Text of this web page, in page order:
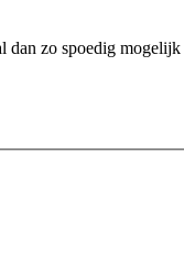
zo spoedig